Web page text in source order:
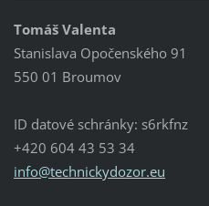
Tomáš Valenta
Stanislava Opočenského 91
550 01 Broumov
ID datové schránky: s6rkfnz
+420 604 43 53 34
info@technickydozor.eu